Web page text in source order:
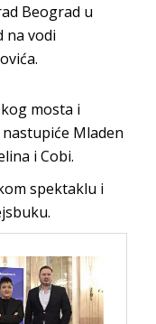
Beograd u
na vodi
mosta i
Mladen
i Cobi.
spektaklu i